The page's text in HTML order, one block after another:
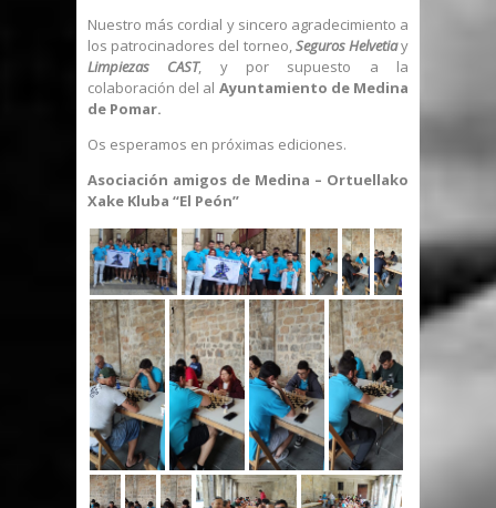
Nuestro más cordial y sincero agradecimiento a
los patrocinadores del torneo, Seguros Helvetiay
Limpiezas CAST, y por supuesto a la
colaboración del al Ayuntamiento de Medina
de Pomar.
Os esperamos en próximas ediciones.
Asociación amigos de Medina – Ortuellako
Xake Kluba “El Peón”